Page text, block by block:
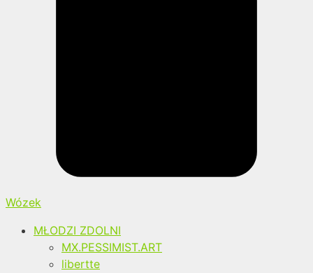
Wózek
MŁODZI ZDOLNI
MX.PESSIMIST.ART
libertte